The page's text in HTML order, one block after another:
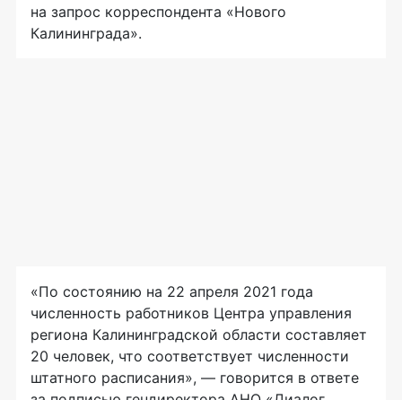
на запрос корреспондента «Нового
Калининграда».
«По состоянию на 22 апреля 2021 года
численность работников Центра управления
региона Калининградской области составляет
20 человек, что соответствует численности
штатного расписания», — говорится в ответе